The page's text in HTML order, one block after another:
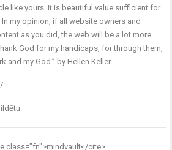
like yours. It is beautiful value sufficient for
In my opinion, if all website owners and
as you did, the web will be a lot more
God for my handicaps, for through them,
and my God.” by Hellen Keller.
class="fn">mindvault</cite>